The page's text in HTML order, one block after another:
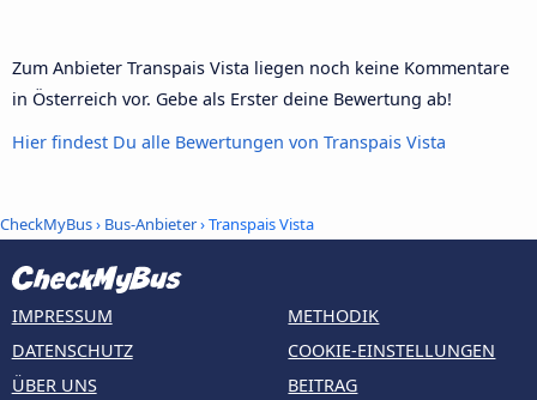
Zum Anbieter Transpais Vista liegen noch keine Kommentare
in Österreich vor. Gebe als Erster deine Bewertung ab!
Hier findest Du alle Bewertungen von Transpais Vista
CheckMyBus› Bus-Anbieter› Transpais Vista
IMPRESSUM
DATENSCHUTZ
ÜBER UNS
METHODIK
COOKIE-EINSTELLUNGEN
BEITRAG